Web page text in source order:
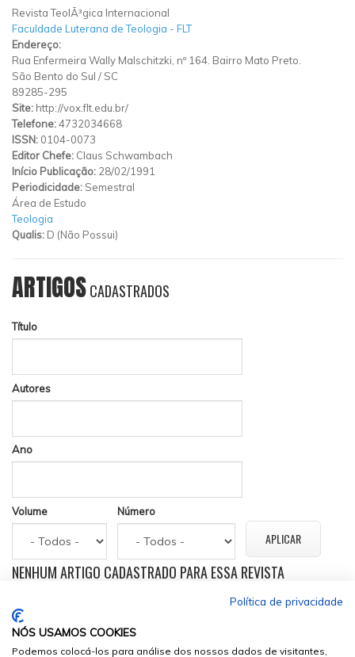
Revista TeolÃ³gica Internacional
Faculdade Luterana de Teologia - FLT
Endereço:
Rua Enfermeira Wally Malschitzki, nº 164. Bairro Mato Preto.
São Bento do Sul / SC
89285-295
Site: http://vox.flt.edu.br/
Telefone:4732034668
ISSN: 0104-0073
Editor Chefe: Claus Schwambach
Início Publicação: 28/02/1991
Periodicidade: Semestral
Área de Estudo
Teologia
Qualis: D (Não Possui)
ARTIGOSCADASTRADOS
Título
Autores
Ano
Volume Número
NENHUM ARTIGO CADASTRADO PARA ESSA REVISTA
Política de privacidade
NÓS USAMOS COOKIES
Podemos colocá-los para análise dos nossos dados de visitantes,